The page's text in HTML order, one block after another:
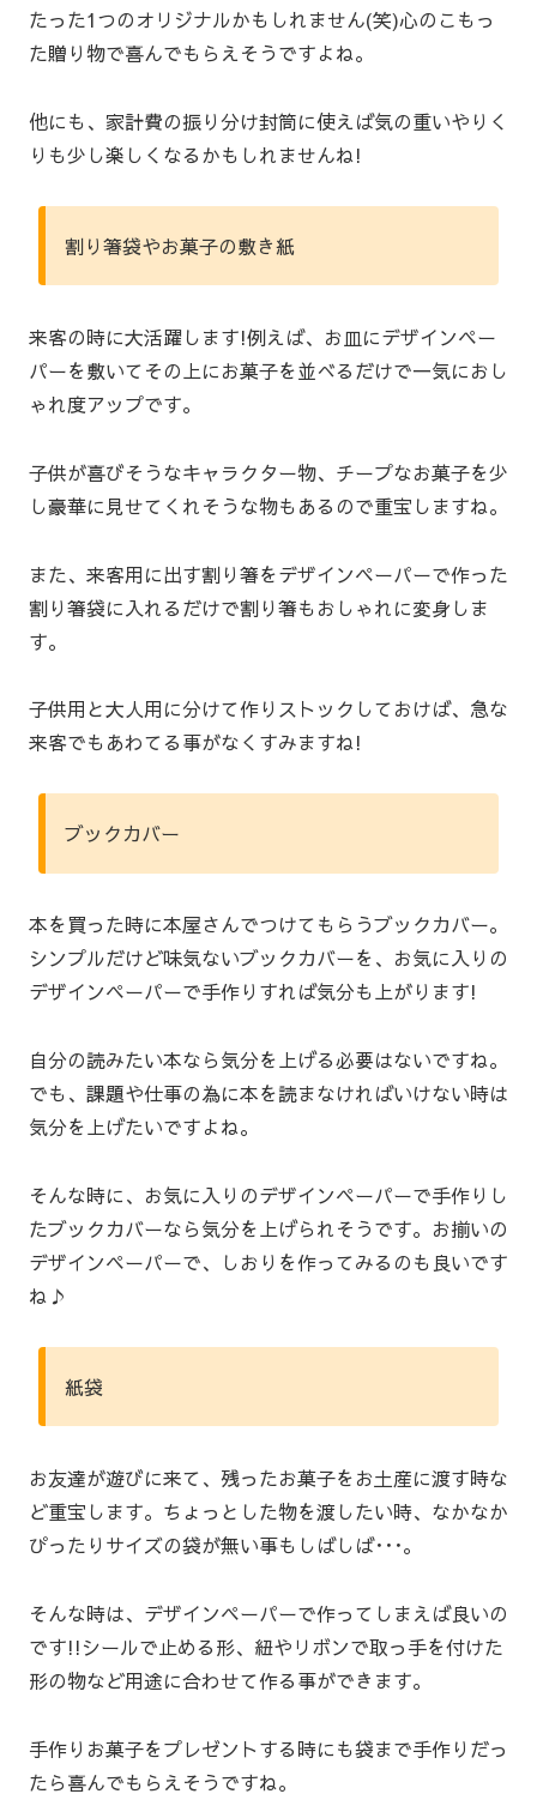
たった1つのオリジナルかもしれません(笑)心のこもっ
た贈り物で喜んでもらえそうですよね。
他にも、家計費の振り分け封筒に使えば気の重いやりく
りも少し楽しくなるかもしれませんね!
割り箸袋やお菓子の敷き紙
来客の時に大活躍します!例えば、お皿にデザインペー
パーを敷いてその上にお菓子を並べるだけで一気におし
ゃれ度アップです。
子供が喜びそうなキャラクター物、チープなお菓子を少
し豪華に見せてくれそうな物もあるので重宝しますね。
また、来客用に出す割り箸をデザインペーパーで作った
割り箸袋に入れるだけで割り箸もおしゃれに変身しま
す。
子供用と大人用に分けて作りストックしておけば、急な
来客でもあわてる事がなくすみますね!
ブックカバー
本を買った時に本屋さんでつけてもらうブックカバー。
シンプルだけど味気ないブックカバーを、お気に入りの
デザインペーパーで手作りすれば気分も上がります!
自分の読みたい本なら気分を上げる必要はないですね。
でも、課題や仕事の為に本を読まなければいけない時は
気分を上げたいですよね。
そんな時に、お気に入りのデザインペーパーで手作りし
たブックカバーなら気分を上げられそうです。お揃いの
デザインペーパーで、しおりを作ってみるのも良いです
ね♪
紙袋
お友達が遊びに来て、残ったお菓子をお土産に渡す時な
ど重宝します。ちょっとした物を渡したい時、なかなか
ぴったりサイズの袋が無い事もしばしば･･･。
そんな時は、デザインペーパーで作ってしまえば良いの
です!!シールで止める形、紐やリボンで取っ手を付けた
形の物など用途に合わせて作る事ができます。
手作りお菓子をプレゼントする時にも袋まで手作りだっ
たら喜んでもらえそうですね。